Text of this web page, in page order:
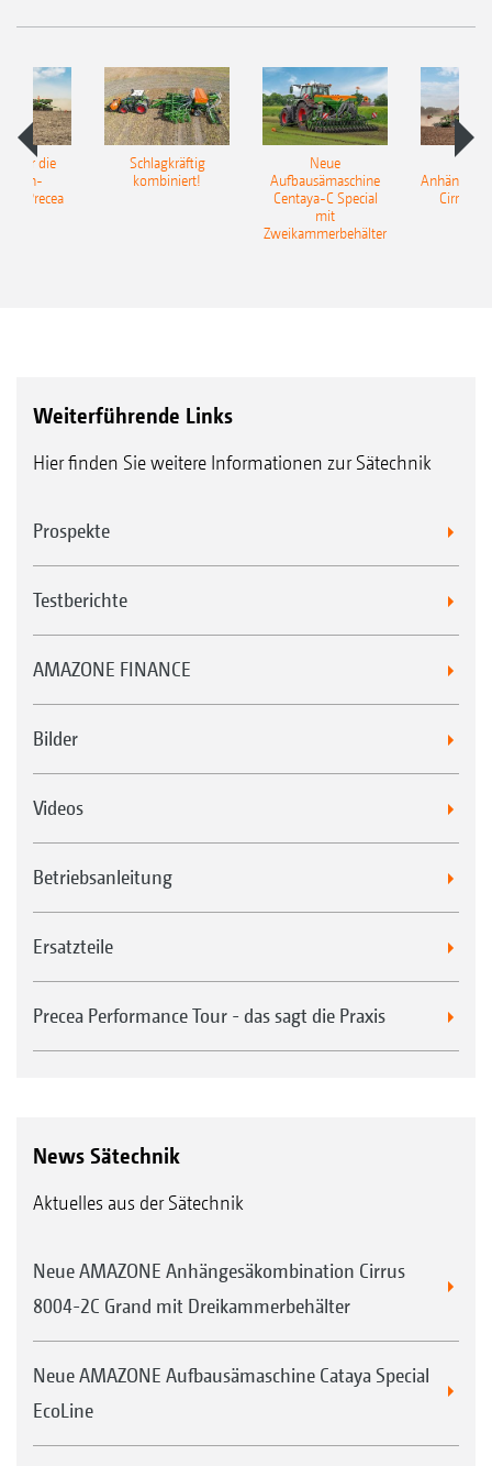
für die
Precea
Schlagkräftig
kombiniert!
Neue
Aufbausämaschine
Centaya-C Special
mit
Zweikammerbehälter
Cirrus
Weiterführende Links
Hier finden Sie weitere Informationen zur Sätechnik
Prospekte
Testberichte
AMAZONE FINANCE
Bilder
Videos
Betriebsanleitung
Ersatzteile
Precea Performance Tour - das sagt die Praxis
News Sätechnik
Aktuelles aus der Sätechnik
Neue AMAZONE Anhängesäkombination Cirrus
8004-2C Grand mit Dreikammerbehälter
Neue AMAZONE Aufbausämaschine Cataya Special
EcoLine